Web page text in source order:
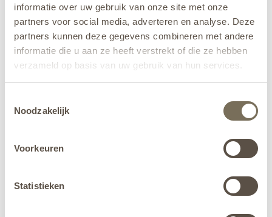
informatie over uw gebruik van onze site met onze
partners voor social media, adverteren en analyse. Deze
partners kunnen deze gegevens combineren met andere
informatie die u aan ze heeft verstrekt of die ze hebben
verzameld op basis van uw gebruik van hun services.
jehier.
Noodzakelijk
Voorkeuren
Statistieken